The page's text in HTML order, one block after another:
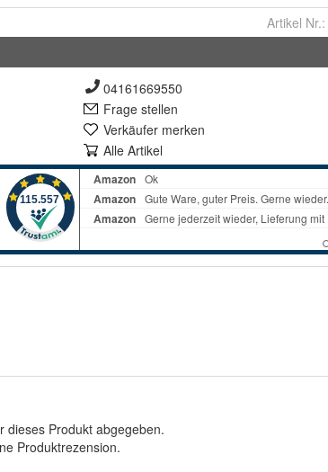
Artikel Nr.:
04161669550
Frage stellen
Verkäufer merken
Alle Artikel
dieses Produkt abgegeben.
Produktrezension.